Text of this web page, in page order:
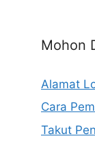
Mohon
Alamat
Cara
Takut